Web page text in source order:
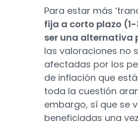
Para estar más
fija a corto plazo
ser una alternativa
las valoraciones no
afectadas por los
de inflación que
toda la cuestión
embargo, sí que se
beneficiadas una